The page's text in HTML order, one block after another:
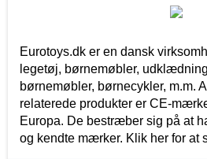
Eurotoys.dk er en dansk
legetøj, børnemøbler,
børnemøbler, børnecykler, m.m.
relaterede produkter er CE-
Europa. De bestræber sig på at
og kendte mærker. Klik her for at